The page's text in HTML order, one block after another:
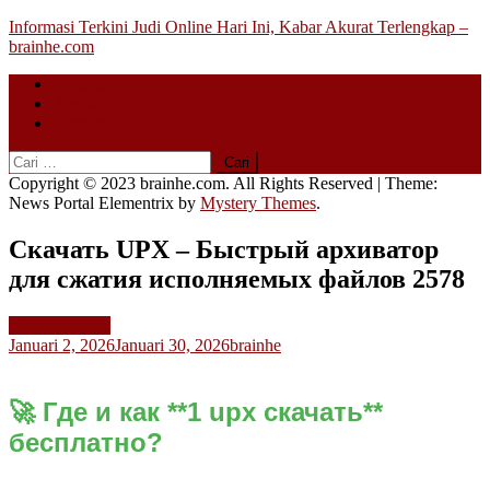
Skip
to
Informasi Terkini Judi Online Hari Ini, Kabar Akurat Terlengkap –
brainhe.com
Cari
untuk:
Copyright © 2023 brainhe.com. All Rights Reserved | Theme:
News Portal Elementrix by Mystery Themes.
Скачать UPX – Быстрый архиватор
для сжатия исполняемых файлов 2578
Januari 2, 2026Januari 30, 2026brainhe
🚀 Где и как **1 upx скачать**
бесплатно?